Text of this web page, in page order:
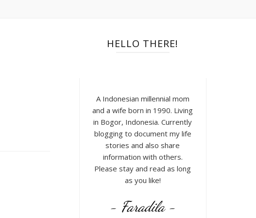
HELLO THERE!
A Indonesian millennial mom
and a wife born in 1990. Living
in Bogor, Indonesia. Currently
blogging to document my life
stories and also share
information with others.
Please stay and read as long
as you like!
- Faradila -